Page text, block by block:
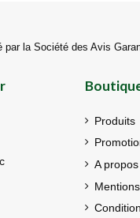
par la Société des Avis
Produits
A propos